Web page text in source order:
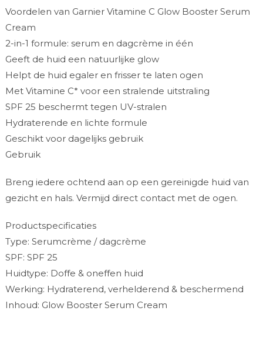
Voordelen van Garnier Vitamine C Glow Booster Serum
Cream
2-in-1 formule: serum en dagcrème in één
Geeft de huid een natuurlijke glow
Helpt de huid egaler en frisser te laten ogen
Met Vitamine C* voor een stralende uitstraling
SPF 25 beschermt tegen UV-stralen
Hydraterende en lichte formule
Geschikt voor dagelijks gebruik
Gebruik
Breng iedere ochtend aan op een gereinigde huid van
gezicht en hals. Vermijd direct contact met de ogen.
Productspecificaties
Type: Serumcrème / dagcrème
SPF: SPF 25
Huidtype: Doffe & oneffen huid
Werking: Hydraterend, verhelderend & beschermend
Inhoud: Glow Booster Serum Cream